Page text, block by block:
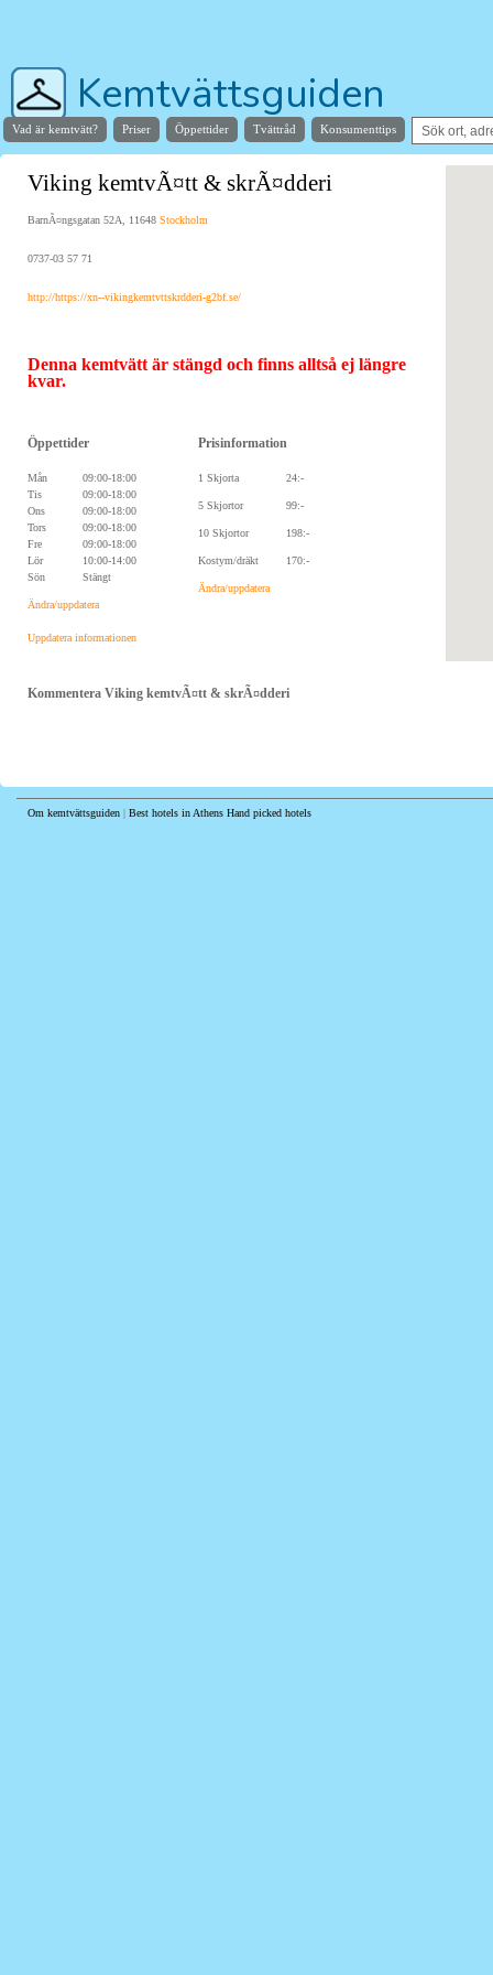
Kemtvättsguiden
Hjälper dig hitta stans bästa kemtvätt
Vad är kemtvätt? Priser Öppettider Tvättråd Konsumenttips
Viking kemtvÃ¤tt & skrÃ¤dderi
BarnÃ¤ngsgatan 52A, 11648 Stockholm
0737-03 57 71
http://https://xn--vikingkemtvttskrdderi-g2bf.se/
Denna kemtvätt är stängd och finns alltså ej längre
kvar.
Öppettider
Mån
09:00-18:00
Tis
09:00-18:00
Ons
09:00-18:00
Tors
09:00-18:00
Fre
09:00-18:00
Lör
10:00-14:00
Sön
Stängt
Ändra/uppdatera
Prisinformation
1 Skjorta 24:-
5 Skjortor 99:-
10 Skjortor 198:-
Kostym/dräkt 170:-
Ändra/uppdatera
Uppdatera informationen
Kommentera Viking kemtvÃ¤tt & skrÃ¤dderi
Om kemtvättsguiden | Best hotels in Athens Hand picked hotels